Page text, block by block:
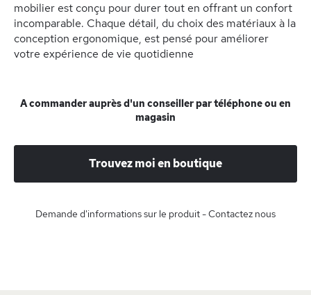
mobilier est conçu pour durer tout en offrant un confort
incomparable. Chaque détail, du choix des matériaux à la
conception ergonomique, est pensé pour améliorer
votre expérience de vie quotidienne
A commander auprès d'un conseiller par téléphone ou en
magasin
Trouvez moi en boutique
Demande d'informations sur le produit - Contactez nous